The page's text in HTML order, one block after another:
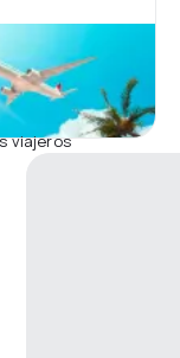
viajeros